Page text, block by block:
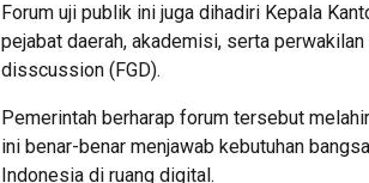
Forum uji publik ini juga dihadiri Kepala
pejabat daerah, akademisi, serta
disscussion (FGD).
Pemerintah berharap forum tersebut
ini benar-benar menjawab kebutuhan
Indonesia di ruang digital.